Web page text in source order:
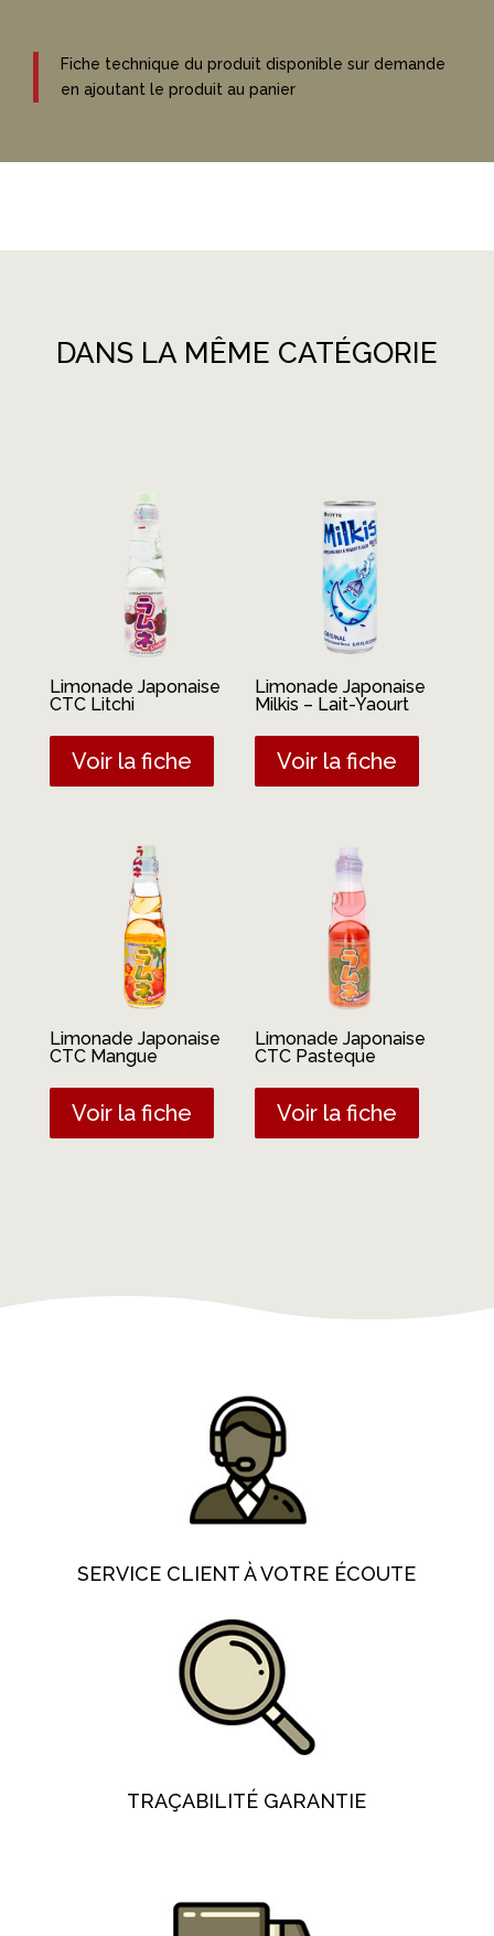
Fiche technique du produit disponible sur demande
en ajoutant le produit au panier
DANS LA MÊME CATÉGORIE
Limonade Japonaise
CTC Litchi
Voir la fiche
Limonade Japonaise
Milkis – Lait-Yaourt
Voir la fiche
Limonade Japonaise
CTC Mangue
Voir la fiche
Limonade Japonaise
CTC Pasteque
Voir la fiche
SERVICE CLIENT À VOTRE ÉCOUTE
TRAÇABILITÉ GARANTIE